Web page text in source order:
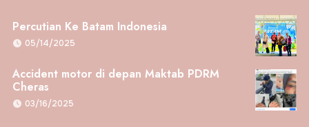
Percutian Ke Batam Indonesia
05/14/2025
Accident motor di depan Maktab PDRM
Cheras
03/16/2025